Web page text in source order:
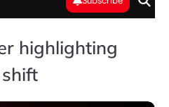
highlighting
shift